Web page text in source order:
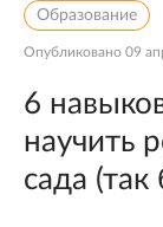
Образование
Опубликовано 09
6
научить
сада